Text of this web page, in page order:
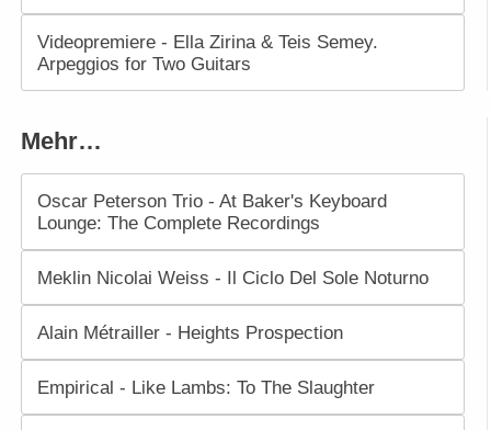
Videopremiere - Ella Zirina & Teis Semey.
Arpeggios for Two Guitars
Mehr…
Oscar Peterson Trio - At Baker's Keyboard
Lounge: The Complete Recordings
Meklin Nicolai Weiss - Il Ciclo Del Sole Noturno
Alain Métrailler - Heights Prospection
Empirical - Like Lambs: To The Slaughter